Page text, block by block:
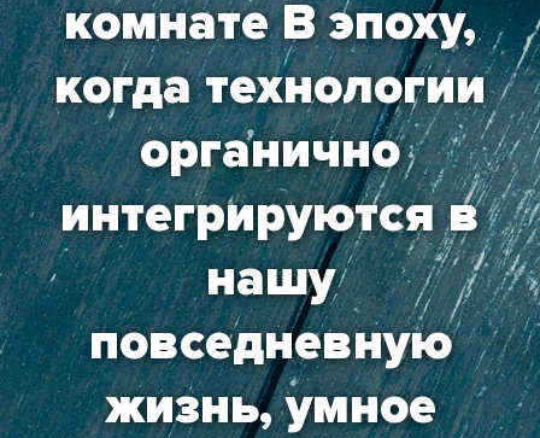
комнате В эпоху,
когда технологии
органично
интегрируются в
нашу
повседневную
жизнь, умное